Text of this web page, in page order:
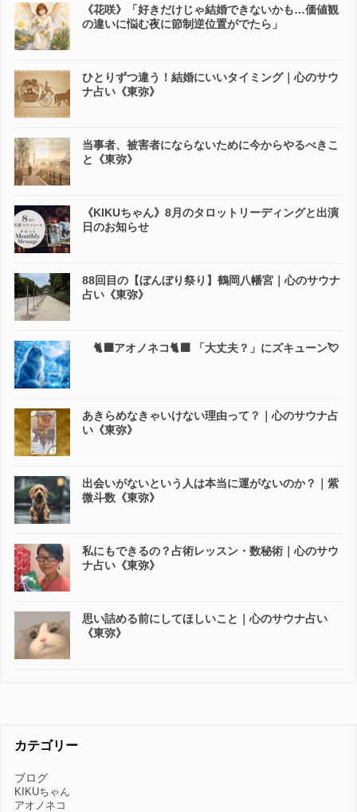
《花咲》「好きだけじゃ結婚できないかも…価値観
の違いに悩む夜に節制逆位置がでたら」
ひとりずつ違う！結婚にいいタイミング｜心のサウ
ナ占い《東弥》
当事者、被害者にならないために今からやるべきこ
と《東弥》
《KIKUちゃん》8月のタロットリーディングと出演
日のお知らせ
88回目の【ぼんぼり祭り】鶴岡八幡宮｜心のサウナ
占い《東弥》
🐈‍⬛アオノネコ🐈‍⬛ 「大丈夫？」にズキューン💘
あきらめなきゃいけない理由って？｜心のサウナ占
い《東弥》
出会いがないという人は本当に運がないのか？｜紫
微斗数《東弥》
私にもできるの？占術レッスン・数秘術｜心のサウ
ナ占い《東弥》
思い詰める前にしてほしいこと｜心のサウナ占い
《東弥》
カテゴリー
ブログ
KIKUちゃん
アオノネコ